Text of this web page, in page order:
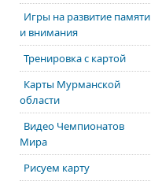
Игры на развитие памяти
и внимания
Тренировка с картой
Карты Мурманской
области
Видео Чемпионатов
Мира
Рисуем карту